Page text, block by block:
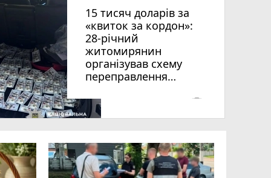
15 тисяч доларів за
«квиток за кордон»:
28-річний
житомирянин
організував схему
переправлення
віку за межі країни
photo_camera